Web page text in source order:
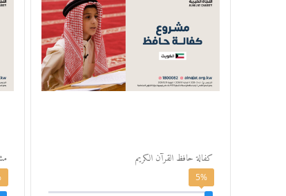
كفالة حافظ القرآن الكريم
5%